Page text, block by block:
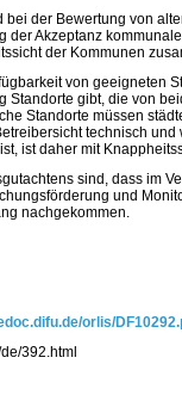
bei der Bewertung von
der Akzeptanz
der Kommunen
von geeigneten
Standorte gibt, die von
Standorte müssen
technisch
ist daher mit
sind, dass im
und
nachgekommen.
orlis/
392.html